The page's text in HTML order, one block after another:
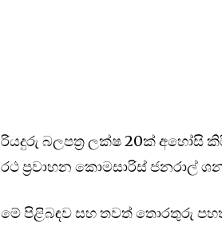
රියදුරු බලපත්‍ර ලක්ෂ 20ක් අහෝසි
රථ ප්‍රවාහන කොමසාරිස් ජනරාල්
මේ පිළිබඳව සහ තවත් තොරතුරු